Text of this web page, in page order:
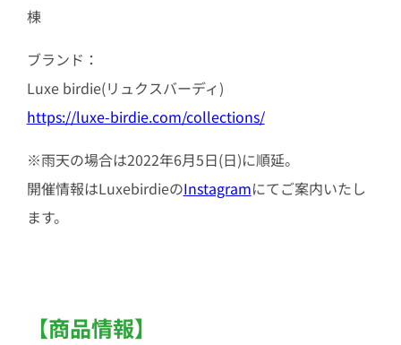
棟
ブランド：
Luxe birdie(リュクスバーディ)
https://luxe-birdie.com/collections/
※雨天の場合は2022年6月5日(日)に順延。
開催情報はLuxebirdieのInstagramにてご案内いたし
ます。
【商品情報】